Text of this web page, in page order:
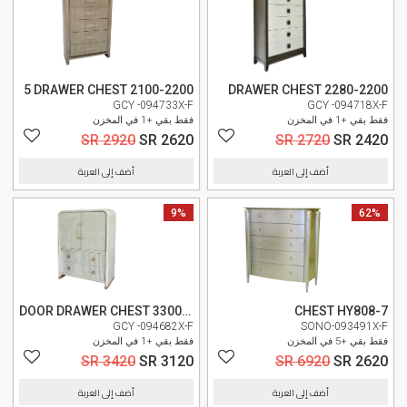
5 DRAWER CHEST 2100-2200
GCY -094733X-F
فقط بقي +1 في المخزن
SR 2920 SR 2620
أضف إلى العربة
DRAWER CHEST 2280-2200
GCY -094718X-F
فقط بقي +1 في المخزن
SR 2720 SR 2420
أضف إلى العربة
وصل حديثا 9%
DOOR DRAWER CHEST 3300-2100
GCY -094682X-F
فقط بقي +1 في المخزن
SR 3420 SR 3120
أضف إلى العربة
وصل حديثا 62%
CHEST HY808-7
SONO-093491X-F
فقط بقي +5 في المخزن
SR 6920 SR 2620
أضف إلى العربة